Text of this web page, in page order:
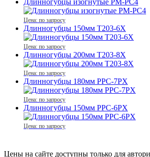
Длинногубцы изогнутые PM-PC4
Цена: по запросу
Длинногубцы 150мм Т203-6Х
Цена: по запросу
Длинногубцы 200мм Т203-8Х
Цена: по запросу
Длинногубцы 180мм PPC-7PX
Цена: по запросу
Длинногубцы 150мм PPC-6PX
Цена: по запросу
Цены на сайте доступны только для